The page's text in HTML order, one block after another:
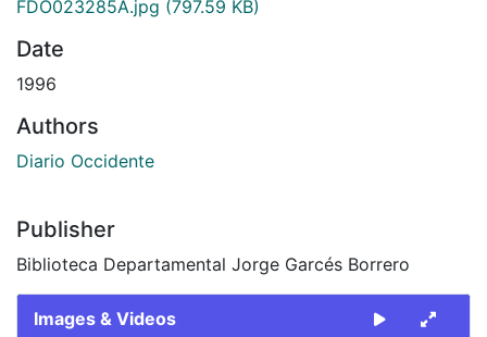
FDO023285A.jpg (797.59 KB)
Date
1996
Authors
Diario Occidente
Publisher
Biblioteca Departamental Jorge Garcés Borrero
Images & Videos